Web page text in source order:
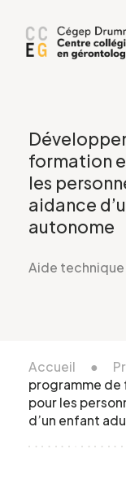
Accueil ●
programme de
pour les
d’un enfant
formation
les
aidance
autonome
Aide technique